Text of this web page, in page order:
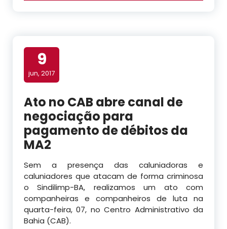
9
jun, 2017
Ato no CAB abre canal de
negociação para
pagamento de débitos da
MA2
Sem a presença das caluniadoras e
caluniadores que atacam de forma criminosa
o Sindilimp-BA, realizamos um ato com
companheiras e companheiros de luta na
quarta-feira, 07, no Centro Administrativo da
Bahia (CAB).